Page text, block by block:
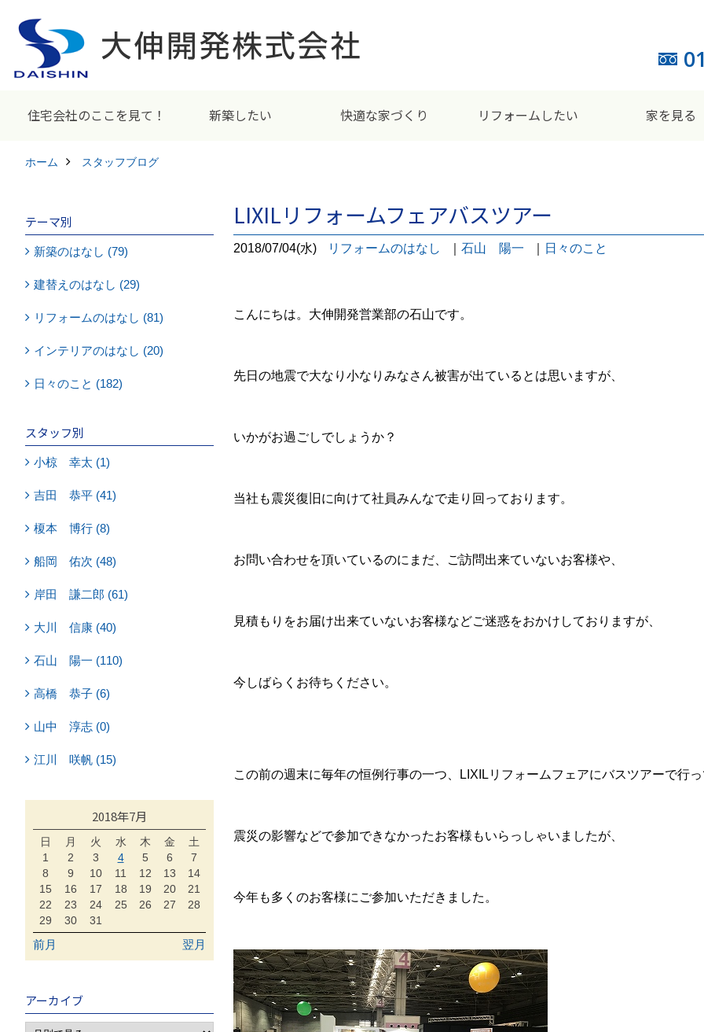
住宅会社のここを見て！ 新築したい 快適な家づくり リフォームしたい 家を見る
ホーム スタッフブログ
LIXILリフォームフェアバスツアー
2018/07/04(水) リフォームのはなし 石山 陽一 日々のこと
こんにちは。大伸開発営業部の石山です。
先日の地震で大なり小なりみなさん被害が出ているとは思いますが、
いかがお過ごしでしょうか？
当社も震災復旧に向けて社員みんなで走り回っております。
お問い合わせを頂いているのにまだ、ご訪問出来ていないお客様や、
見積もりをお届け出来ていないお客様などご迷惑をおかけしておりますが、
今しばらくお待ちください。
この前の週末に毎年の恒例行事の一つ、LIXILリフォームフェアにバスツアーで行っ
震災の影響などで参加できなかったお客様もいらっしゃいましたが、
今年も多くのお客様にご参加いただきました。
テーマ別
新築のはなし (79)
建替えのはなし (29)
リフォームのはなし (81)
インテリアのはなし (20)
日々のこと (182)
スタッフ別
小椋 幸太 (1)
吉田 恭平 (41)
榎本 博行 (8)
船岡 佑次 (48)
岸田 謙二郎 (61)
大川 信康 (40)
石山 陽一 (110)
高橋 恭子 (6)
山中 淳志 (0)
江川 咲帆 (15)
2018年7月
日 月 火 水 木 金
土
1
2 3 4 5 6
7
8
9 10 11 12 13
14
15
16 17 18 19 20
21
22
23 24 25 26 27
28
29
30 31
前月 翌月
アーカイブ